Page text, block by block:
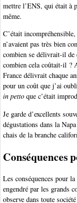
mettre l’ENS, qui était à
même.
C’était
n’avaient pas très bien
combien se délivrait-il de
combien cela coûtait-il ?
France délivrait chaque
pour un coût que j’ai
in petto que c’était
Je garde d’excellents
dégustations dans la
chais de la branche
Conséquences
Les conséquences pour
engendré par les grands
observe dans toute